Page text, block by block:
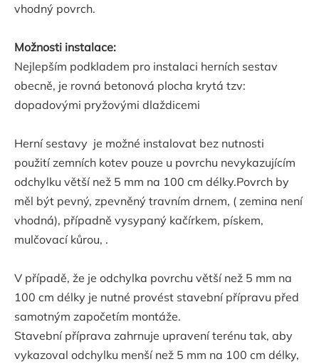
vhodný povrch.
Možnosti instalace:
Nejlepším podkladem pro instalaci herních sestav
obecně, je rovná betonová plocha krytá tzv:
dopadovými pryžovými dlaždicemi
Herní sestavy je možné instalovat bez nutnosti
použití zemních kotev pouze u povrchu nevykazujícím
odchylku větší než 5 mm na 100 cm délky.Povrch by
měl být pevný, zpevněný travním drnem, ( zemina není
vhodná), případně vysypaný kačírkem, pískem,
mulčovací kůrou, .
V případě, že je odchylka povrchu větší než 5 mm na
100 cm délky je nutné provést stavební přípravu před
samotným započetím montáže.
Stavební příprava zahrnuje upravení terénu tak, aby
vykazoval odchylku menší než 5 mm na 100 cm délky,